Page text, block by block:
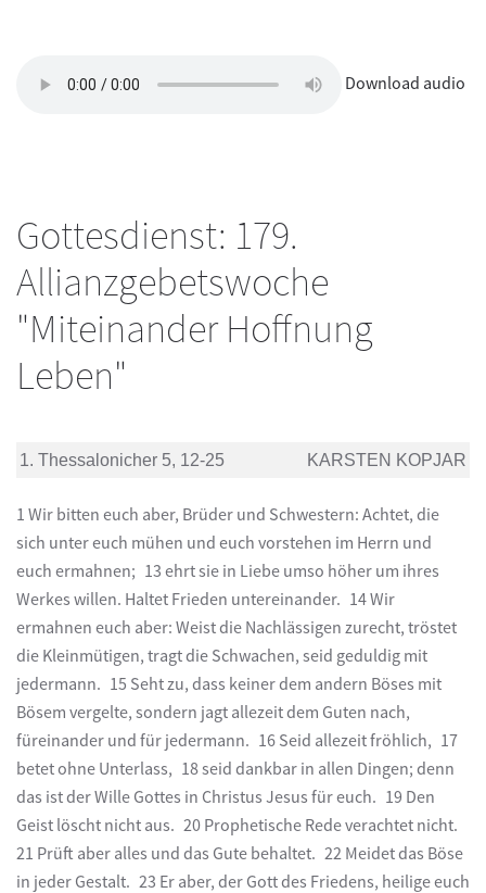
Download audio
Gottesdienst: 179.
Allianzgebetswoche
"Miteinander Hoffnung
Leben"
1. Thessalonicher 5, 12-25 KARSTEN KOPJAR
1 Wir bitten euch aber, Brüder und Schwestern: Achtet, die
sich unter euch mühen und euch vorstehen im Herrn und
euch ermahnen; 13 ehrt sie in Liebe umso höher um ihres
Werkes willen. Haltet Frieden untereinander. 14 Wir
ermahnen euch aber: Weist die Nachlässigen zurecht, tröstet
die Kleinmütigen, tragt die Schwachen, seid geduldig mit
jedermann. 15 Seht zu, dass keiner dem andern Böses mit
Bösem vergelte, sondern jagt allezeit dem Guten nach,
füreinander und für jedermann. 16 Seid allezeit fröhlich, 17
betet ohne Unterlass, 18 seid dankbar in allen Dingen; denn
das ist der Wille Gottes in Christus Jesus für euch. 19 Den
Geist löscht nicht aus. 20 Prophetische Rede verachtet nicht.
21 Prüft aber alles und das Gute behaltet. 22 Meidet das Böse
in jeder Gestalt. 23 Er aber, der Gott des Friedens, heilige euch